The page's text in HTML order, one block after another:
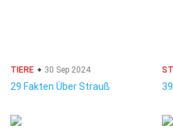
TIERE 30 Sep 2024
29 Fakten Über Strauß